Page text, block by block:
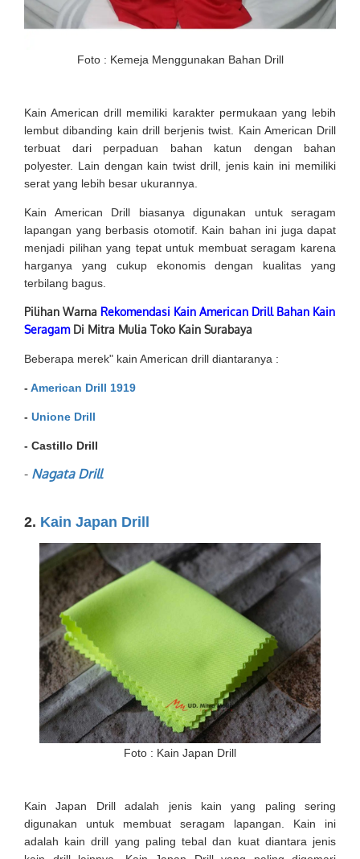
Foto : Kemeja Menggunakan Bahan Drill
Kain American drill memiliki karakter permukaan yang lebih
lembut dibanding kain drill berjenis twist. Kain American Drill
terbuat dari perpaduan bahan katun dengan bahan
polyester. Lain dengan kain twist drill, jenis kain ini memiliki
serat yang lebih besar ukurannya.
Kain American Drill biasanya digunakan untuk seragam
lapangan yang berbasis otomotif. Kain bahan ini juga dapat
menjadi pilihan yang tepat untuk membuat seragam karena
harganya yang cukup ekonomis dengan kualitas yang
terbilang bagus.
Pilihan Warna Rekomendasi Kain American Drill Bahan Kain
SeragamDi Mitra Mulia Toko Kain Surabaya
Beberapa merek" kain American drill diantaranya :
- American Drill 1919
- Unione Drill
- Castillo Drill
- Nagata Drill
2. Kain Japan Drill
Foto : Kain Japan Drill
Kain Japan Drill adalah jenis kain yang paling sering
digunakan untuk membuat seragam lapangan. Kain ini
adalah kain drill yang paling tebal dan kuat diantara jenis